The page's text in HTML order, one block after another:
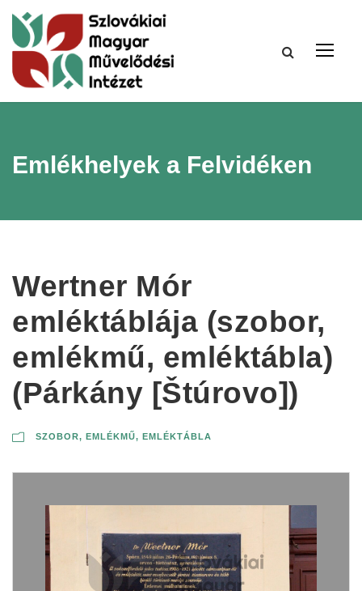
Emlékhelyek a Felvidéken
Wertner Mór
emléktáblája (szobor,
emlékmű, emléktábla)
(Párkány [Štúrovo])
SZOBOR, EMLÉKMŰ, EMLÉKTÁBLA